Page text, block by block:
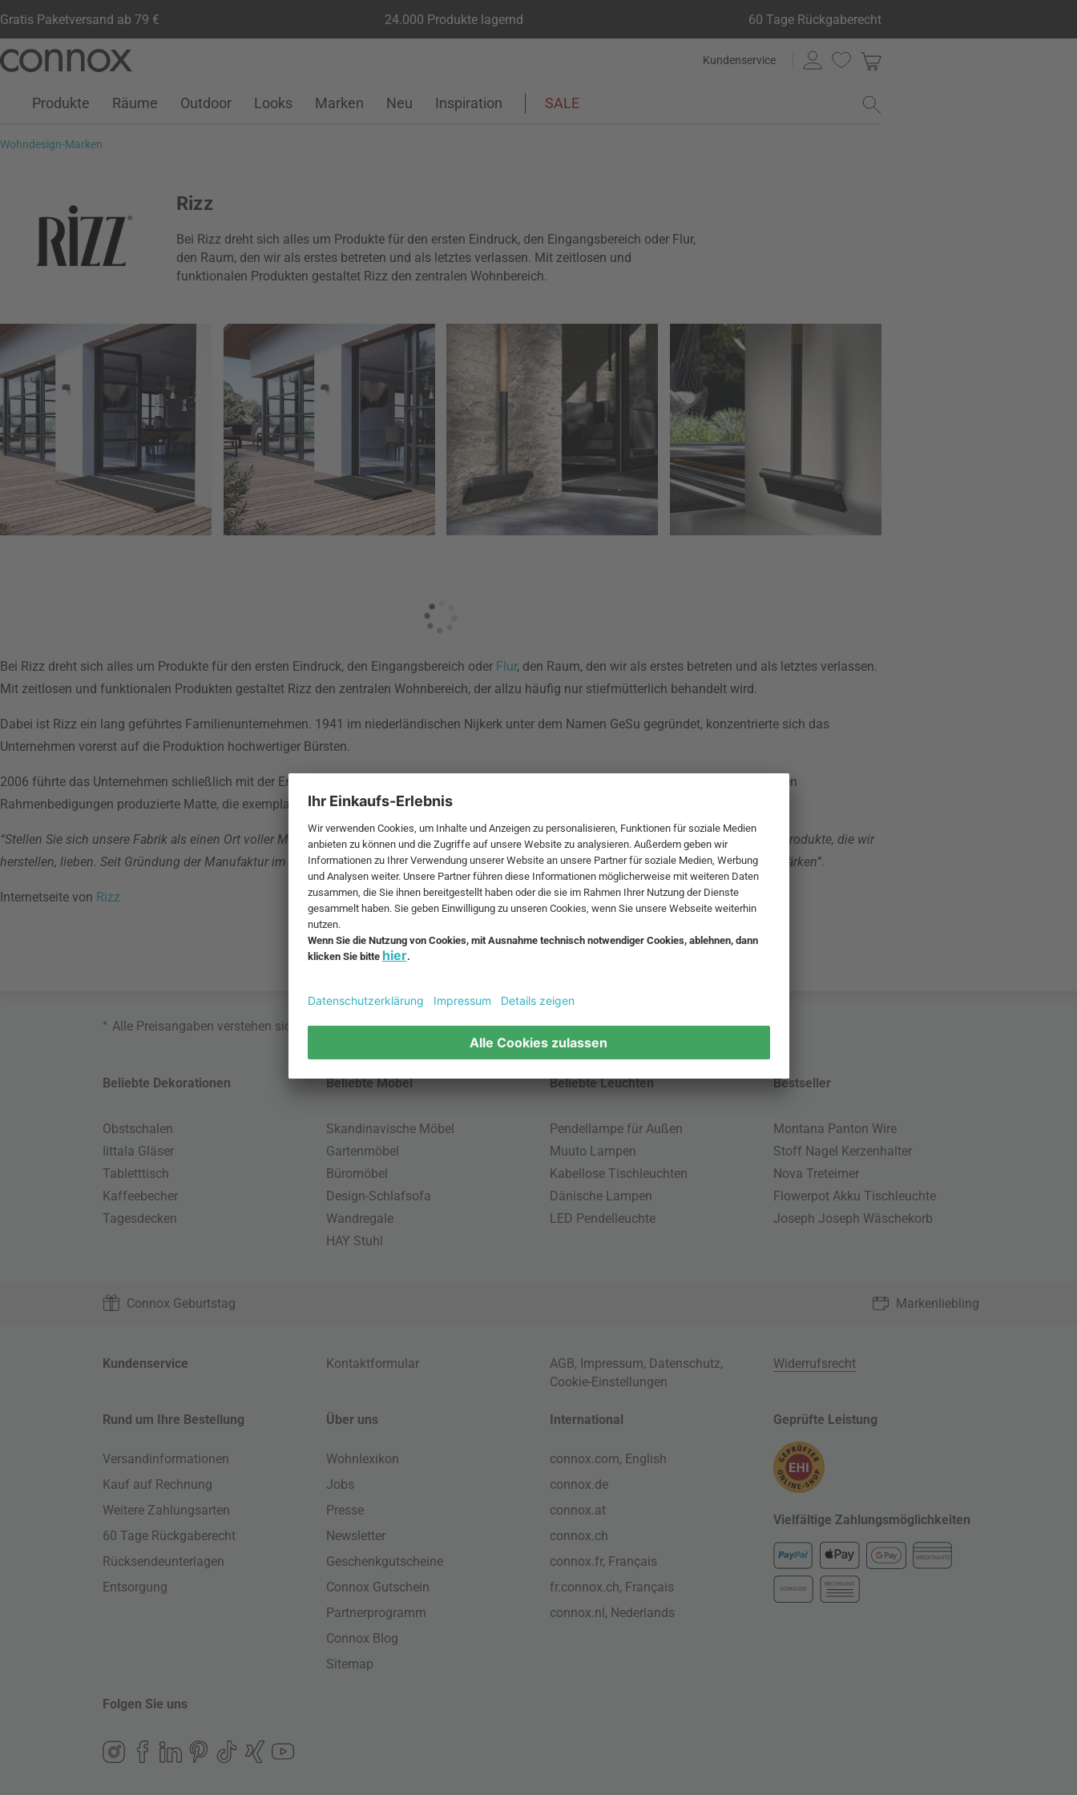
Gratis Paketversand ab 79 € 24.000 Produkte lagernd 60 Tage Rückgaberecht
Seiteninhalt
Suchfeld
Kundenservice
Kundenkonto
Wunschliste
Warenkorb
Produkte Räume Outdoor Looks Marken Neu Inspiration SALE
Wohndesign-Marken
Rizz
Bei Rizz dreht sich alles um Produkte für den ersten Eindruck, den Eingangsbereich oder Flur,
den Raum, den wir als erstes betreten und als letztes verlassen. Mit zeitlosen und
funktionalen Produkten gestaltet Rizz den zentralen Wohnbereich.
Bei Rizz dreht sich alles um Produkte für den ersten Eindruck, den Eingangsbereich oder Flur, den Raum, den wir als erstes betreten und als letztes verlassen.
Mit zeitlosen und funktionalen Produkten gestaltet Rizz den zentralen Wohnbereich, der allzu häufig nur stiefmütterlich behandelt wird.
Dabei ist Rizz ein lang geführtes Familienunternehmen. 1941 im niederländischen Nijkerk unter dem Namen GeSu gegründet, konzentrierte sich das
Unternehmen vorerst auf die Produktion hochwertiger Bürsten.
2006 führte das Unternehmen schließlich mit der Entrance
die RiZZ Fußmatte ein. Eine unter umweltfreundlichen und ökologischen
Rahmenbedigungen produzierte Matte, die exemplarisch für die neue Designphilosophie des Unternehmen steht.
“Stellen Sie sich unsere Fabrik als einen Ort voller Magie vor, einen Ort, an dem sich die Handwerkskunst ganz natürlich entfaltet, weil wir die Produkte, die wir
herstellen, lieben. Seit Gründung der Manufaktur im Jahr 1941, sind qualifizierte Handwerker und die örtlichen Ressourcen unsere grössten Stärken”.
Internetseite von Rizz
* Alle Preisangaben verstehen sich inklusive MwSt. und zzgl.Versandkosten.
Beliebte Dekorationen
Obstschalen
Iittala Gläser
Tabletttisch
Kaffeebecher
Tagesdecken
Beliebte Möbel
Skandinavische Möbel
Gartenmöbel
Büromöbel
Design-Schlafsofa
Wandregale
HAY Stuhl
Beliebte Leuchten
Pendellampe für Außen
Muuto Lampen
Kabellose Tischleuchten
Dänische Lampen
LED Pendelleuchte
Bestseller
Montana Panton Wire
Stoff Nagel Kerzenhalter
Nova Treteimer
Flowerpot Akku Tischleuchte
Joseph Joseph Wäschekorb
Connox Geburtstag Markenliebling
Kundenservice Kontaktformular AGB, Impressum, Datenschutz,
Cookie-Einstellungen
Widerrufsrecht
Rund um Ihre Bestellung
Versandinformationen
Kauf auf Rechnung
Weitere Zahlungsarten
60 Tage Rückgaberecht
Rücksendeunterlagen
Entsorgung
Über uns
Wohnlexikon
Jobs
Presse
Newsletter
Geschenkgutscheine
Connox Gutschein
Partnerprogramm
Connox Blog
Sitemap
International
connox.com, English
connox.de
connox.at
connox.ch
connox.fr, Français
fr.connox.ch, Français
connox.nl, Nederlands
Geprüfte Leistung
Vielfältige Zahlungsmöglichkeiten
KREDITKARTE
VORKASSE
RECHNUNG
Folgen Sie uns